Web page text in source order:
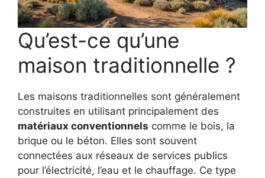
Qu’est-ce qu’une
maison traditionnelle ?
Les maisons traditionnelles sont généralement
construites en utilisant principalement des
matériaux conventionnels comme le bois, la
brique ou le béton. Elles sont souvent
connectées aux réseaux de services publics
pour l’électricité, l’eau et le chauffage. Ce type